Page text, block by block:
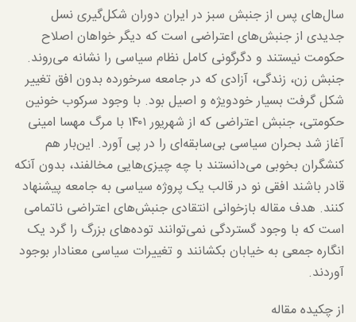
سال‌های پس از جنبش سبز در ایران دوران شکل‌گیری نسل
جدیدی از جنبش‌های اعتراضی است که دیگر خواهان اصلاح
حکومت نیستند و دگرگونی کامل نظام سیاسی را نشانه می‌روند.
جنبش زن، زندگی، آزادی که در جامعه سرخورده بدون افق تغییر
شکل گرفت بسیار خودویژه و اصیل بود. با وجود سرکوب خونین
حکومتی، جنبش اعتراضی که از شهریور ۱۴۰۱ با مرگ مهسا امینی
آغاز شد بحران سیاسی بی‌سابقه‌ای را در پی آورد. این‌بار هم
کنشگران بخوبی می‌دانستند با چه چیزی‌هایی مخالفند، بدون آنکه
قادر باشند افقی نو در قالب یک پروژه سیاسی به جامعه پیشنهاد
کنند. هدف مقاله بازخوانی انتقادی جنبش‌های اعتراضی ناتمامی
است که با وجود گستردگی نمی‌توانند توده‌های بزرگ را گرد یک
انگاره جمعی به خیابان بکشانند و تغییرات سیاسی معنادار بوجود
آوردند.
از چکیده مقاله